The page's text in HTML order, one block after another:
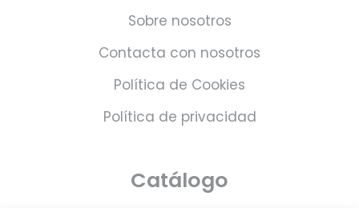
Sobre nosotros
Contacta con nosotros
Política de Cookies
Política de privacidad
Catálogo